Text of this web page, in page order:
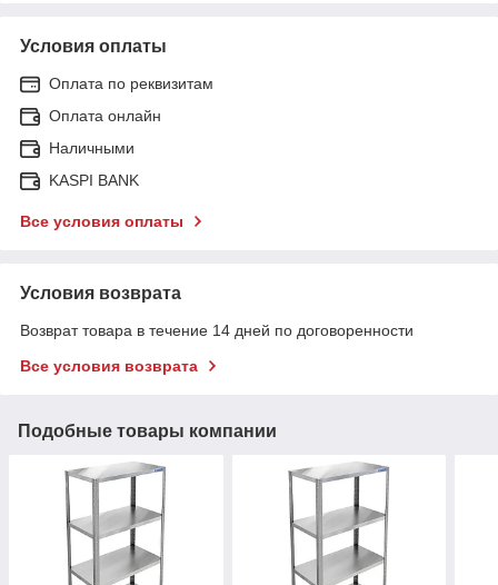
Условия оплаты
Оплата по реквизитам
Оплата онлайн
Наличными
KASPI BANK
Все условия оплаты
Условия возврата
Возврат товара в течение 14 дней по договоренности
Все условия возврата
Подобные товары компании